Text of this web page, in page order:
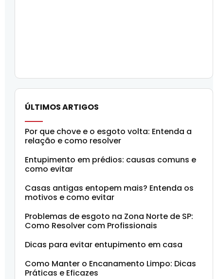
ÚLTIMOS ARTIGOS
Por que chove e o esgoto volta: Entenda a
relação e como resolver
Entupimento em prédios: causas comuns e
como evitar
Casas antigas entopem mais? Entenda os
motivos e como evitar
Problemas de esgoto na Zona Norte de SP:
Como Resolver com Profissionais
Dicas para evitar entupimento em casa
Como Manter o Encanamento Limpo: Dicas
Práticas e Eficazes